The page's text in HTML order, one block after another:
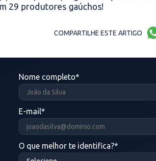
29 produtores gaúchos!
COMPARTILHE ESTE ARTIGO
Nome completo*
E-mail*
O que melhor te identifica?*